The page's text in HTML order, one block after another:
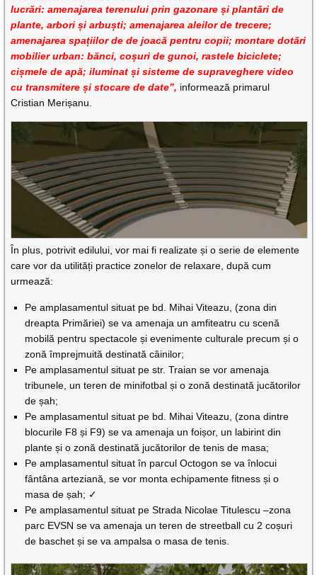
lucrări: amenajarea terenului prin gazonare și plantări de
plante, arbori și arbuști; amenajarea aleilor de trecere;
amenajarea spațiilor de de joacă pentru copii; montare dotări
mobilier urban: bănci, coșuri de gunoi, rastele biciclete;
cișmele de apă; iluminat și sisteme de supraveghere video
cu transmitere și stocare de date”, informează primarul
Cristian Merișanu.
În plus, potrivit edilului, vor mai fi realizate și o serie de elemente
care vor da utilități practice zonelor de relaxare, după cum
urmează:
Pe amplasamentul situat pe bd. Mihai Viteazu, (zona din
dreapta Primăriei) se va amenaja un amfiteatru cu scenă
mobilă pentru spectacole și evenimente culturale precum și o
zonă împrejmuită destinată câinilor;
Pe amplasamentul situat pe str. Traian se vor amenaja
tribunele, un teren de minifotbal și o zonă destinată jucătorilor
de șah;
Pe amplasamentul situat pe bd. Mihai Viteazu, (zona dintre
blocurile F8 și F9) se va amenaja un foișor, un labirint din
plante și o zonă destinată jucătorilor de tenis de masa;
Pe amplasamentul situat în parcul Octogon se va înlocui
fântâna arteziană, se vor monta echipamente fitness și o
masa de șah; ✓
Pe amplasamentul situat pe Strada Nicolae Titulescu –zona
parc EVSN se va amenaja un teren de streetball cu 2 coșuri
de baschet și se va ampalsa o masa de tenis.